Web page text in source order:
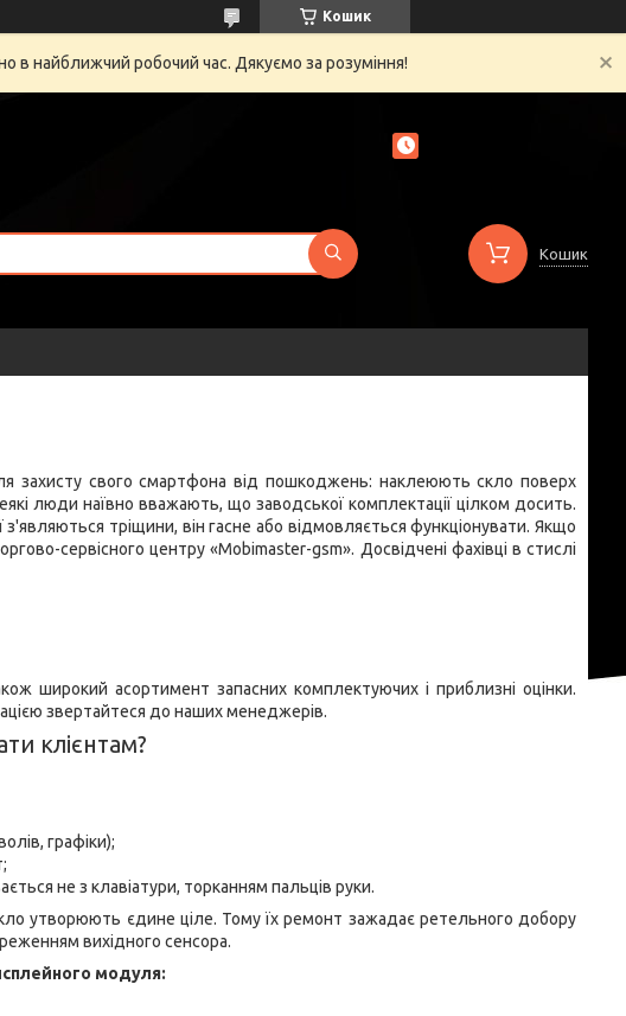
Кошик
в найближчий робочий час. Дякуємо за розуміння!
Кошик
захисту свого смартфона від пошкоджень: наклеюють скло поверх
люди наївно вважають, що заводської комплектації цілком досить.
тріщини, він гасне або відмовляється функціонувати. Якщо
сервісного центру «Mobimaster-gsm». Досвідчені фахівці в стислі
широкий асортимент запасних комплектуючих і приблизні оцінки.
звертайтеся до наших менеджерів.
клієнтам?
графіки);
не з клавіатури, торканням пальців руки.
утворюють єдине ціле. Тому їх ремонт зажадає ретельного добору
вихідного сенсора.
модуля: